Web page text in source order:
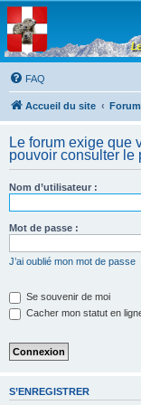
Les Marmottes
Savoie
Forum d'entraide généalogique
FAQ
Accueil du site Forum
Le forum exige que
pouvoir consulter le
Nom d’utilisateur :
Mot de passe :
J’ai oublié mon mot de passe
Se souvenir de moi
Cacher mon statut en
S’ENREGISTRER